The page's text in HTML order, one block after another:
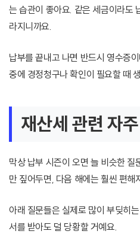
는 습관이 좋아요. 같은 세금이라도
라지니까요.
납부를 끝내고 나면 반드시 영수증
중에 경정청구나 확인이 필요할 때
재산세 관련 자
막상 납부 시즌이 오면 늘 비슷한 질
만 짚어두면, 다음 해에는 훨씬 편해
아래 질문들은 실제로 많이 부딪히
서를 받아도 덜 당황할 거예요.